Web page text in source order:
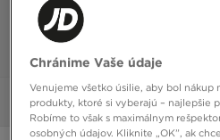
Obrázky
Chránime Vaše údaje
Venujeme všetko úsilie, aby bol nákup
produkty, ktoré si vyberajú – najlepšie
Robíme to však s maximálnym
osobných údajov. Kliknite „OK”, ak